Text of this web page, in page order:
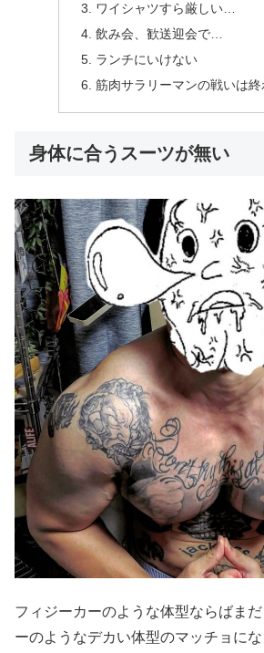
ワイシャツすら厳しい…
飲み会、歓送迎会で…
ランチにいけない
筋肉サラリーマンの戦いは終
身体に合うスーツが無い
フィジーカーのような体型ならばま
ーのようなデカい体型のマッチョに